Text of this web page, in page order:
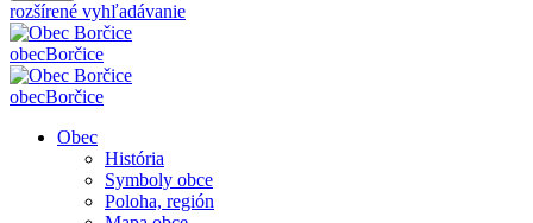
rozšírené vyhľadávanie
obecBorčice
obecBorčice
Obec
História
Symboly obce
Poloha, región